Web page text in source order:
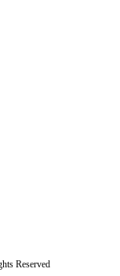
Reserved